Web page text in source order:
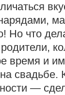
Но что
время и
свадьбе.
—